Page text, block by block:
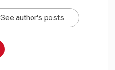
See author's posts